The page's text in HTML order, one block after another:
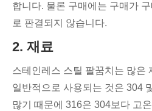
합니다. 물론 구매에는 구매가
로 판결되지 않습니다.
2. 재료
스테인레스 스틸 팔꿈치는 많은
일반적으로 사용되는 것은 304
많기 때문에 316은 304보다 고